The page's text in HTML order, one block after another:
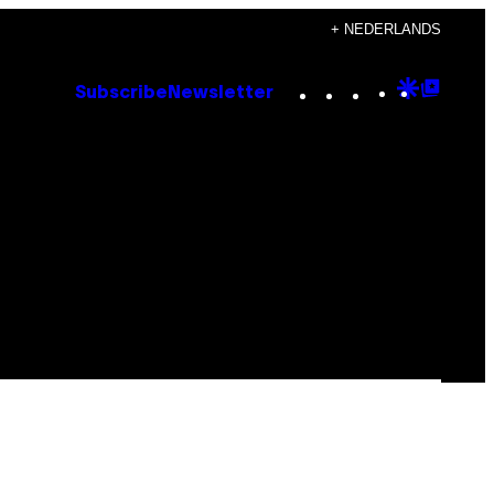
+ NEDERLANDS
Subscribe Newsletter Instagram
TikTok
YouTube
Google